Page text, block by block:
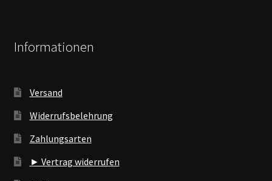
Informationen
Versand
Widerrufsbelehrung
Zahlungsarten
► Vertrag widerrufen